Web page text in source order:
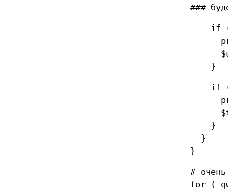
###
if
print
}
if
print
}
}
}
#
for (